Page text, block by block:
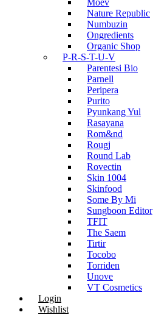
Moev
Nature Republic
Numbuzin
Ongredients
Organic Shop
P-R-S-T-U-V
Parentesi Bio
Parnell
Peripera
Purito
Pyunkang Yul
Rasayana
Rom&nd
Rougj
Round Lab
Rovectin
Skin 1004
Skinfood
Some By Mi
Sungboon Editor
TFIT
The Saem
Tirtir
Tocobo
Torriden
Unove
VT Cosmetics
Login
Wishlist